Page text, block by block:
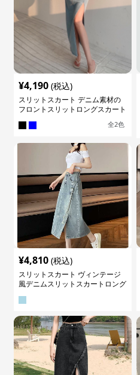
¥4,190 (税込)
スリットスカート デニム素材の
フロントスリットロングスカート
全2色
¥4,810 (税込)
スリットスカート ヴィンテージ
風デニムスリットスカートロング